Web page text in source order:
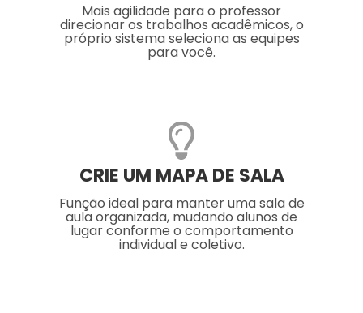
Mais agilidade para o professor
direcionar os trabalhos acadêmicos, o
próprio sistema seleciona as equipes
para você.
CRIE UM MAPA DE SALA
Função ideal para manter uma sala de
aula organizada, mudando alunos de
lugar conforme o comportamento
individual e coletivo.